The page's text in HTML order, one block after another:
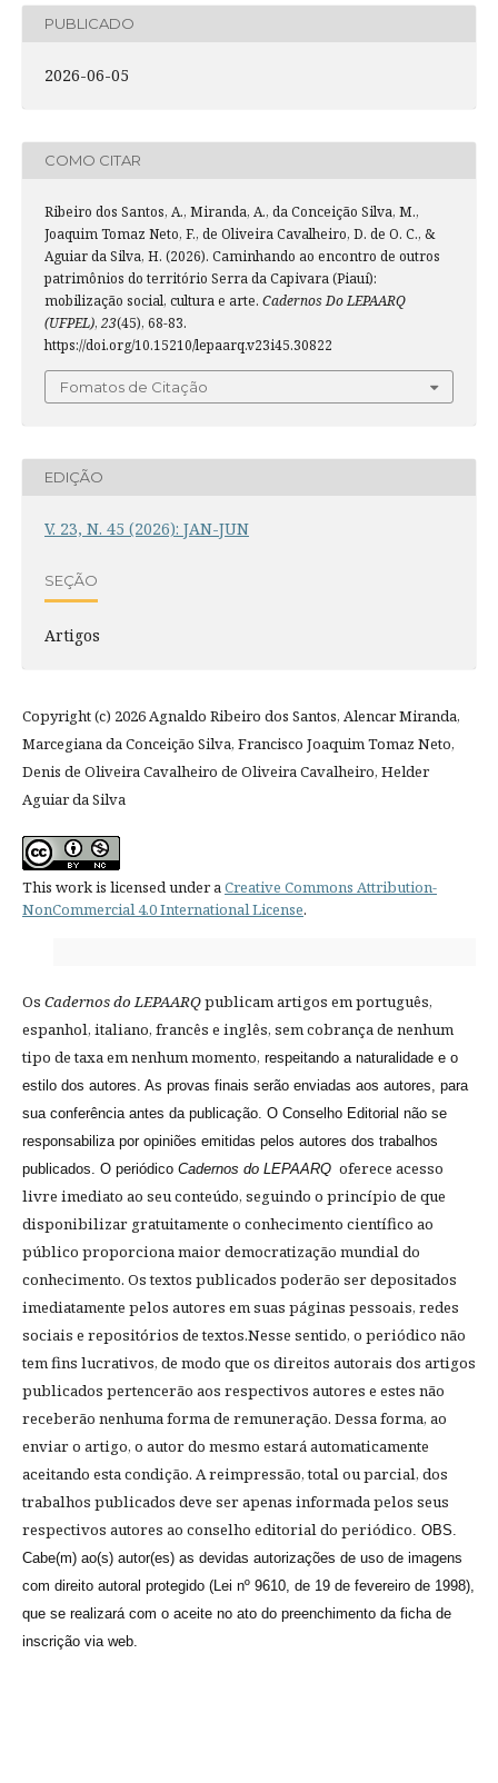
PUBLICADO
2026-06-05
COMO CITAR
Ribeiro dos Santos, A., Miranda, A., da Conceição Silva, M.,
Joaquim Tomaz Neto, F., de Oliveira Cavalheiro, D. de O. C., &
Aguiar da Silva, H. (2026). Caminhando ao encontro de outros
patrimônios do território Serra da Capivara (Piauí):
mobilização social, cultura e arte. Cadernos Do LEPAARQ
(UFPEL), 23(45), 68-83.
https://doi.org/10.15210/lepaarq.v23i45.30822
Fomatos de Citação
EDIÇÃO
V. 23, N. 45 (2026): JAN-JUN
SEÇÃO
Artigos
Copyright (c) 2026 Agnaldo Ribeiro dos Santos, Alencar Miranda,
Marcegiana da Conceição Silva, Francisco Joaquim Tomaz Neto,
Denis de Oliveira Cavalheiro de Oliveira Cavalheiro, Helder
Aguiar da Silva
This work is licensed under aCreative Commons Attribution-
NonCommercial 4.0 International License.
Os Cadernos do LEPAARQpublicam artigos em português,
espanhol, italiano, francês e inglês, sem cobrança de nenhum
tipo de taxa em nenhum momento, respeitando a naturalidade e o
estilo dos autores. As provas finais serão enviadas aos autores, para
sua conferência antes da publicação. O Conselho Editorial não se
responsabiliza por opiniões emitidas pelos autores dos trabalhos
publicados. O periódico Cadernos do LEPAARQ oferece acesso
livre imediato ao seu conteúdo, seguindo o princípio de que
disponibilizar gratuitamente o conhecimento científico ao
público proporciona maior democratização mundial do
conhecimento. Os textos publicados poderão ser depositados
imediatamente pelos autores em suas páginas pessoais, redes
sociais e repositórios de textos.Nesse sentido, o periódico não
tem fins lucrativos, de modo que os direitos autorais dos artigos
publicados pertencerão aos respectivos autores e estes não
receberão nenhuma forma de remuneração. Dessa forma, ao
enviar o artigo, o autor do mesmo estará automaticamente
aceitando esta condição. A reimpressão, total ou parcial, dos
trabalhos publicados deve ser apenas informada pelos seus
respectivos autores ao conselho editorial do periódico . OBS.
Cabe(m) ao(s) autor(es) as devidas autorizações de uso de imagens
com direito autoral protegido (Lei nº 9610, de 19 de fevereiro de 1998),
que se realizará com o aceite no ato do preenchimento da ficha de
inscrição via web.